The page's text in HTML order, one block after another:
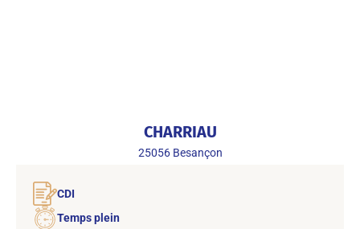
CHARRIAU
25056 Besançon
CDI
Temps plein